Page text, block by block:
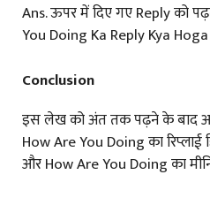
Ans. ऊपर में दिए गए Reply को
You Doing Ka Reply Kya
Conclusion
इस लेख को अंत तक पढ़ने के बाद
How Are You Doing का रिप्लाई
और How Are You Doing का